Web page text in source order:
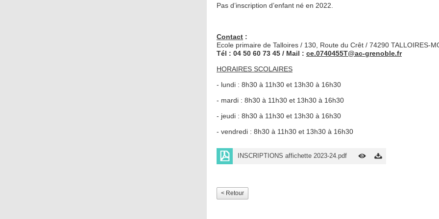
Pas d’inscription d’enfant né en 2022.
Contact :
Ecole primaire de Talloires / 130, Route du Crêt / 74290 TALLOIRES-
Tél : 04 50 60 73 45 / Mail : ce.0740455T@ac-grenoble.fr
HORAIRES SCOLAIRES
- lundi : 8h30 à 11h30 et 13h30 à 16h30
- mardi : 8h30 à 11h30 et 13h30 à 16h30
- jeudi : 8h30 à 11h30 et 13h30 à 16h30
- vendredi : 8h30 à 11h30 et 13h30 à 16h30
INSCRIPTIONS affichette 2023-24.pdf
< Retour